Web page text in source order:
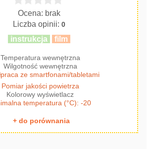
Ocena: brak
Liczba opinii:0
instrukcja film
Temperatura wewnętrzna
Wilgotność wewnętrzna
ze smartfonami/tabletami
Pomiar jakości powietrza
Kolorowy wyświetlacz
temperatura (°C): -20
+ do porównania